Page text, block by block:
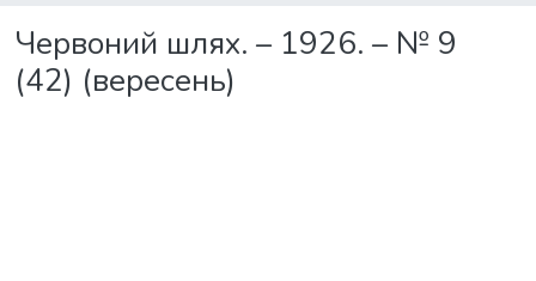
Червоний шлях. – 1926. – № 9
(42) (вересень)